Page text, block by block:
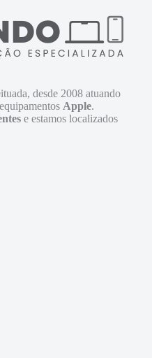
desde 2008 atuando
Apple.
e estamos localizados